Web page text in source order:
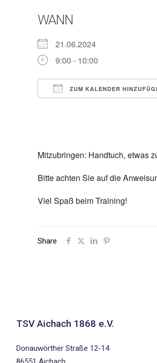
WANN
21.06.2024
9:00 - 10:00
ZUM KALENDER
Mitzubringen: Handtuch, etwas
Bitte achten Sie auf die
Viel Spaß beim Training!
Share
TSV Aichach 1868 e.V.
Donauwörther Straße 12-14